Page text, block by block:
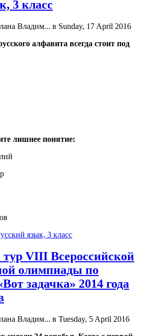
3 класс
Владим... в Sunday, 17 April 2016
алфавита всегда стоит под
лишнее понятие:
язык, 3 класс
тур VIII Всероссийской
олимпиады по
задачка» 2014 года
Владим... в Tuesday, 5 April 2016